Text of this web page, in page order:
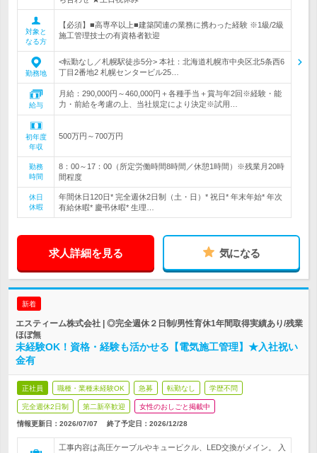
対象と
なる方
【必須】■高専卒以上■建築関連の業務に携わった経験 ※1級/2級
施工管理技士の有資格者歓迎
勤務地
<転勤なし／札幌駅徒歩5分> 本社：北海道札幌市中央区北5条西6
丁目2番地2 札幌センタービル25…
給与
月給：290,000円～460,000円＋各種手当＋賞与年2回※経験・能
力・前給を考慮の上、当社規定により決定※試用…
初年度
年収
500万円～700万円
勤務
時間
8：00～17：00（所定労働時間8時間／休憩1時間）※残業月20時
間程度
休日
休暇
年間休日120日* 完全週休2日制（土・日）* 祝日* 年末年始* 年次
有給休暇* 慶弔休暇* 生理…
求人詳細を見る 気になる
新着
エスティーム株式会社 | ◎完全週休２日制/男性育休1年間取得実績あり/残業
ほぼ無
未経験OK！資格・経験も活かせる【電気施工管理】★入社祝い
金有
正社員 職種・業種未経験OK 急募 転勤なし 学歴不問
完全週休2日制 第二新卒歓迎 女性のおしごと掲載中
情報更新日：2026/07/07 終了予定日： 2026/12/28
工事内容は高圧ケーブルやキュービクル、LED交換がメイン。 入